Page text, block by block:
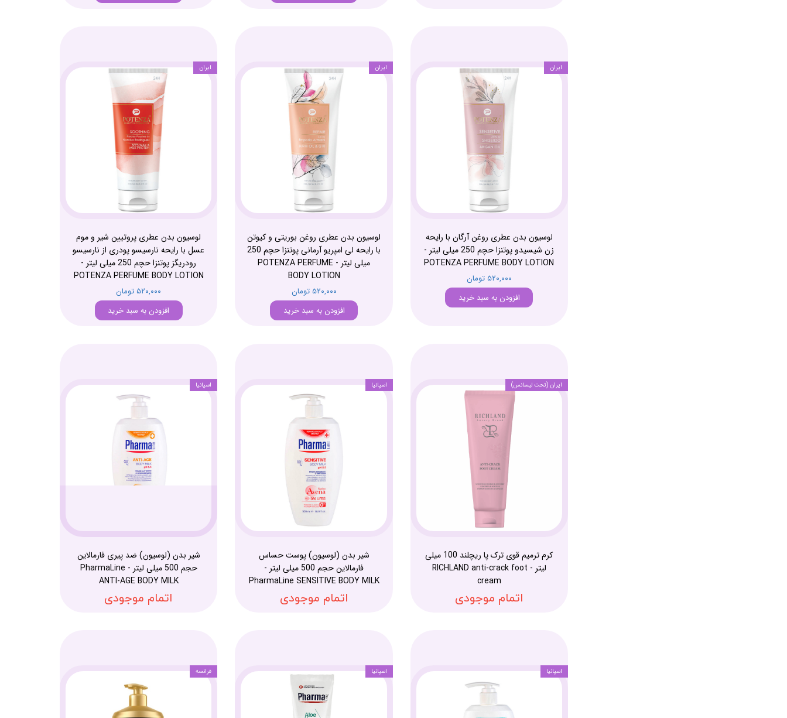
لوسیون بدن عطری روغن آرگان با رایحه
زن شیسیدو پوتنزا حچم 250 میلی لیتر -
POTENZA PERFUME BODY LOTION
۵۲۰,۰۰۰ تومان
افزودن به سبد خرید
ایران
لوسیون بدن عطری روغن بوریتی و کیوتن
با رایحه لی امپریو آرمانی پوتنزا حچم 250
میلی لیتر - POTENZA PERFUME
BODY LOTION
۵۲۰,۰۰۰ تومان
افزودن به سبد خرید
ایران
لوسیون بدن عطری پروتیین شیر و موم
عسل با رایحه نارسیسو پودری از نارسیسو
رودریگز پوتنزا حچم 250 میلی لیتر -
POTENZA PERFUME BODY LOTION
۵۲۰,۰۰۰ تومان
افزودن به سبد خرید
ایران
کرم ترمیم قوی ترک پا ریچلند 100 میلی
لیتر - RICHLAND anti-crack foot
cream
اتمام موجودی
ایران (تحت لیسانس)
شیر بدن (لوسیون) پوست حساس
فارمالاین حجم 500 میلی لیتر -
PharmaLine SENSITIVE BODY MILK
اتمام موجودی
اسپانیا
شیر بدن (لوسیون) ضد پیری فارمالاین
حجم 500 میلی لیتر - PharmaLine
ANTI-AGE BODY MILK
اتمام موجودی
اسپانیا
اسپانیا اسپانیا فرانسه